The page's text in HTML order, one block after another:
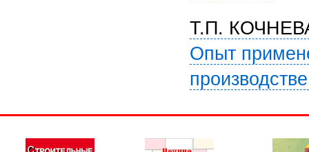
Т.П.
Опыт